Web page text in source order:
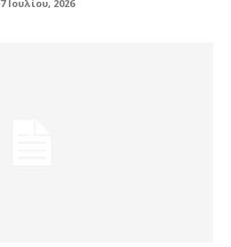
7 Ιουλίου, 2026